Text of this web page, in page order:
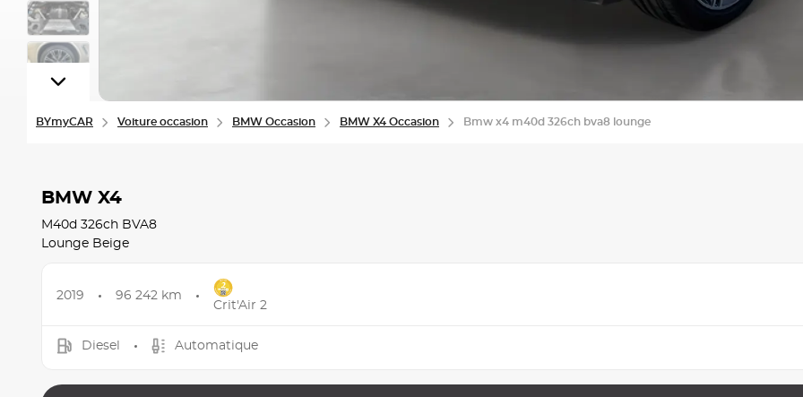
BYmyCAR Voiture occasion BMW Occasion BMW X4 Occasion Bmw x4 m40d 326ch bva8 lounge
BMW X4
M40d 326ch BVA8
Lounge Beige
2019 96 242 km
Crit'Air 2
Diesel Automatique